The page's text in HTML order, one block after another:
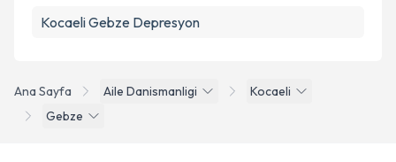
Ana Sayfa Aile Danismanligi
Kocaeli
Gebze
Kocaeli Gebze Depresyon